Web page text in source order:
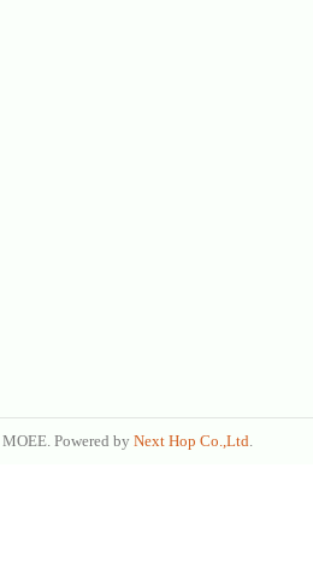
MOEE. Powered by Next Hop Co.,Ltd.